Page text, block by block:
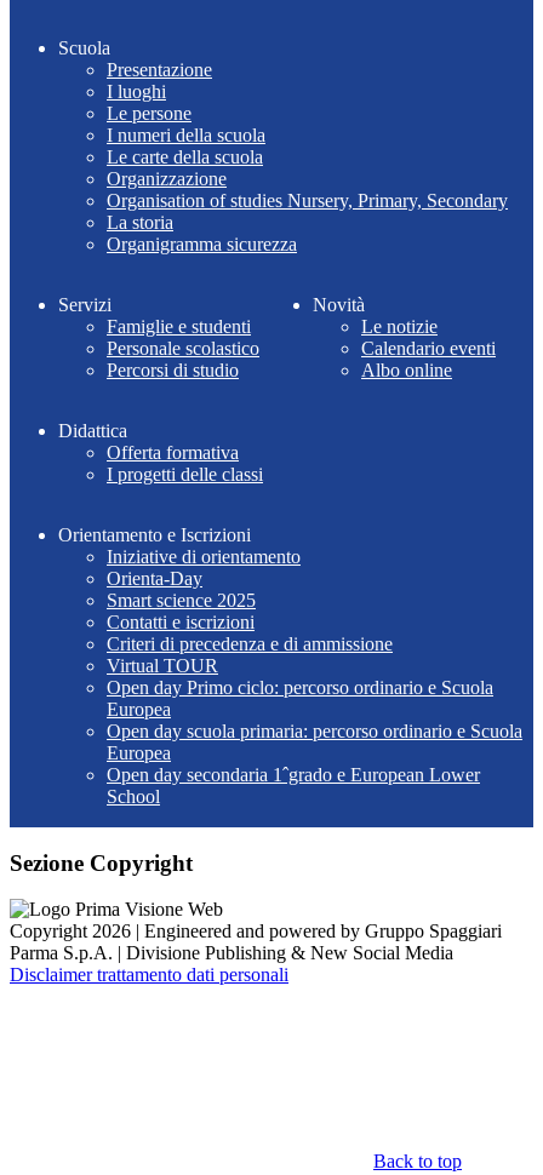
Scuola
Presentazione
I luoghi
Le persone
I numeri della scuola
Le carte della scuola
Organizzazione
Organisation of studies Nursery, Primary, Secondary
La storia
Organigramma sicurezza
Servizi
Famiglie e studenti
Personale scolastico
Percorsi di studio
Novità
Le notizie
Calendario eventi
Albo online
Didattica
Offerta formativa
I progetti delle classi
Orientamento e Iscrizioni
Iniziative di orientamento
Orienta-Day
Smart science 2025
Contatti e iscrizioni
Criteri di precedenza e di ammissione
Virtual TOUR
Open day Primo ciclo: percorso ordinario e Scuola
Europea
Open day scuola primaria: percorso ordinario e Scuola
Europea
Open day secondaria 1ˆgrado e European Lower
School
Sezione Copyright
Copyright 2026 | Engineered and powered by Gruppo Spaggiari
Parma S.p.A. | Divisione Publishing & New Social Media
Disclaimer trattamento dati personali
Back to top